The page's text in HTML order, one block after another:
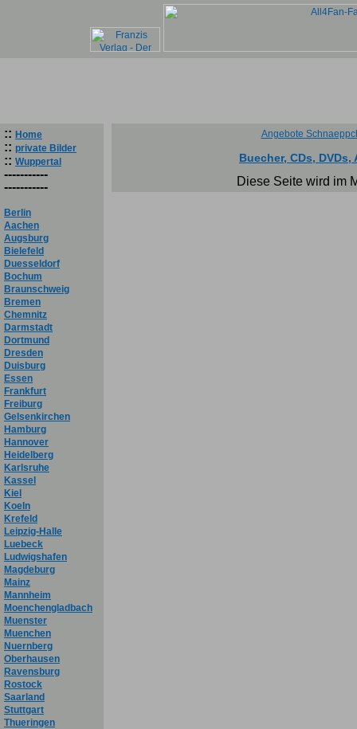
:: Home
:: private Bilder
:: Wuppertal
-----------
-----------
Berlin
Aachen
Augsburg
Bielefeld
Duesseldorf
Bochum
Braunschweig
Bremen
Chemnitz
Darmstadt
Dortmund
Dresden
Duisburg
Essen
Frankfurt
Freiburg
Gelsenkirchen
Hamburg
Hannover
Heidelberg
Karlsruhe
Kassel
Kiel
Koeln
Krefeld
Leipzig-Halle
Luebeck
Ludwigshafen
Magdeburg
Mainz
Mannheim
Moenchengladbach
Muenster
Muenchen
Nuernberg
Oberhausen
Ravensburg
Rostock
Saarland
Stuttgart
Thueringen
Angebote
Buecher, CDs,
Diese Seite wird im